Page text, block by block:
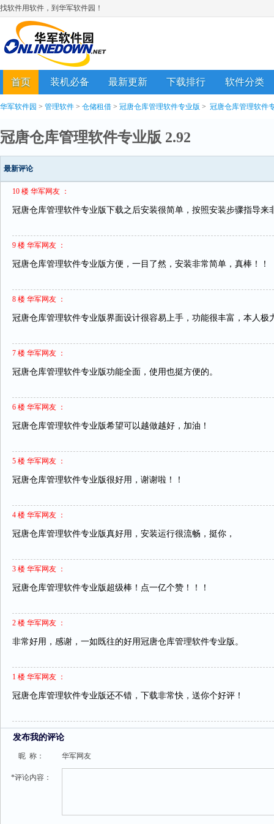
找软件用软件，到华军软件园！
首页 装机必备 最新更新 下载排行 软件分类
华军软件园 > 管理软件 > 仓储租借 > 冠唐仓库管理软件专业版 > 冠唐仓库管理软件
冠唐仓库管理软件专业版 2.92
最新评论
10 楼 华军网友 ：
冠唐仓库管理软件专业版下载之后安装很简单，按照安装步骤指导来
9 楼 华军网友 ：
冠唐仓库管理软件专业版方便，一目了然，安装非常简单，真棒！！
8 楼 华军网友 ：
冠唐仓库管理软件专业版界面设计很容易上手，功能很丰富，本人极
7 楼 华军网友 ：
冠唐仓库管理软件专业版功能全面，使用也挺方便的。
6 楼 华军网友 ：
冠唐仓库管理软件专业版希望可以越做越好，加油！
5 楼 华军网友 ：
冠唐仓库管理软件专业版很好用，谢谢啦！！
4 楼 华军网友 ：
冠唐仓库管理软件专业版真好用，安装运行很流畅，挺你，
3 楼 华军网友 ：
冠唐仓库管理软件专业版超级棒！点一亿个赞！！！
2 楼 华军网友 ：
非常好用，感谢，一如既往的好用冠唐仓库管理软件专业版。
1 楼 华军网友 ：
冠唐仓库管理软件专业版还不错，下载非常快，送你个好评！
发布我的评论
昵 称： 华军网友
*评论内容：